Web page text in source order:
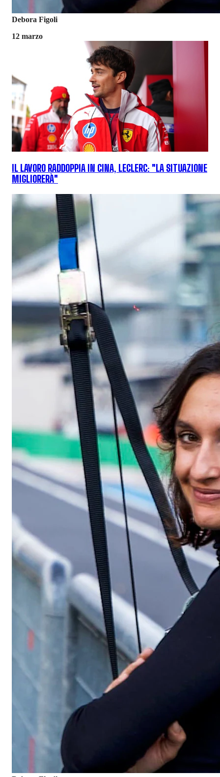
Debora Figoli
12 marzo
IL LAVORO RADDOPPIA IN CINA, LECLERC: "LA SITUAZIONE
MIGLIORERÀ"